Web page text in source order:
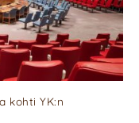
kohti YK:n